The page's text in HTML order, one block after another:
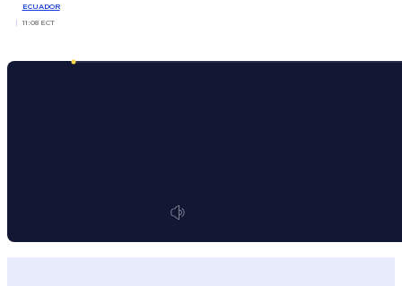
ECUADOR
11:08 ECT